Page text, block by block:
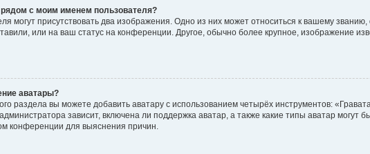
с моим именем пользователя?
могут присутствовать два изображения. Одно из них может относиться к вашему
или на ваш статус на конференции. Другое, обычно более крупное, изображение
аватары?
раздела вы можете добавить аватару с использованием четырёх инструментов:
зависит, включена ли поддержка аватар, а также какие типы аватар могут
конференции для выяснения причин.